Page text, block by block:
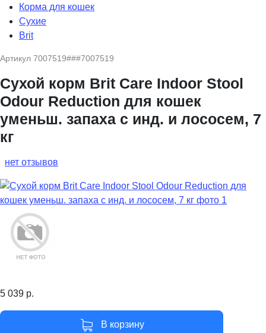
Корма для кошек
Сухие
Brit
Артикул 7007519###7007519
Сухой корм Brit Care Indoor Stool
Odour Reduction для кошек
уменьш. запаха с инд. и лососем, 7
кг
нет отзывов
5 039 р.
В корзину